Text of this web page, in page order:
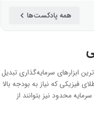
همه پادکست‌ها
ابزارهای سرمایه‌گذاری تبدیل
فیزیکی که نیاز به بودجه بالا
محدود نیز بتوانند از